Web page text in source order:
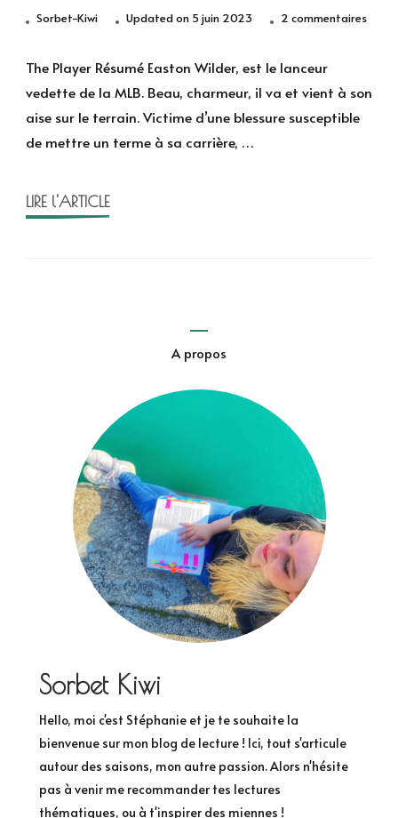
Sorbet-Kiwi Updated on 5 juin 2023 2 commentairessur
K.
The Player Résumé Easton Wilder, est le lanceur
vedette de la MLB. Beau, charmeur, il va et vient à son
aise sur le terrain. Victime d’une blessure susceptible
de mettre un terme à sa carrière, …
LIRE l'ARTICLE
A propos
Sorbet Kiwi
Hello, moi c'est Stéphanie et je te souhaite la
bienvenue sur mon blog de lecture ! Ici, tout s'articule
autour des saisons, mon autre passion. Alors n'hésite
pas à venir me recommander tes lectures
thématiques, ou à t'inspirer des miennes !